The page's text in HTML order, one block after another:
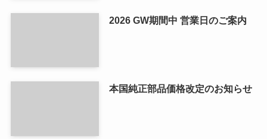
2026 GW期間中 営業日のご案内
本国純正部品価格改定のお知らせ